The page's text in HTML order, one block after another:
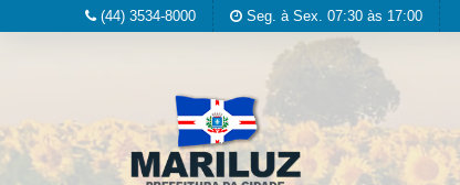
(44) 3534-8000 Seg. à Sex. 07:30 às 17:00